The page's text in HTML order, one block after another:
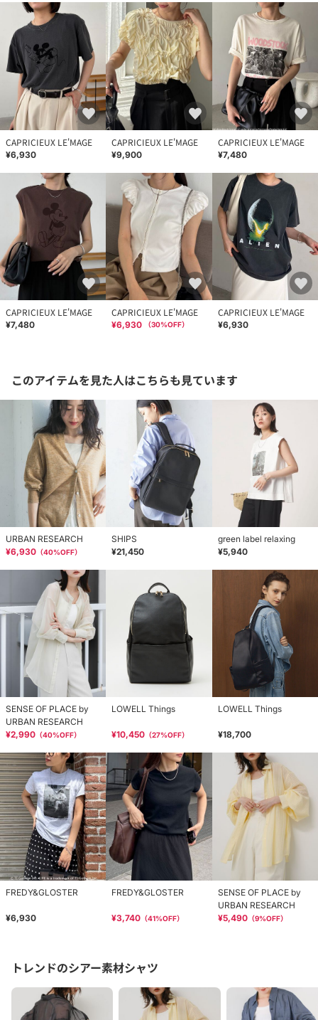
CAPRICIEUX LE'MAGE
¥6,930
CAPRICIEUX LE'MAGE
¥9,900
CAPRICIEUX LE'MAGE
¥7,480
CAPRICIEUX LE'MAGE
¥7,480
CAPRICIEUX LE'MAGE
¥6,930 （30%OFF）
CAPRICIEUX LE'MAGE
¥6,930